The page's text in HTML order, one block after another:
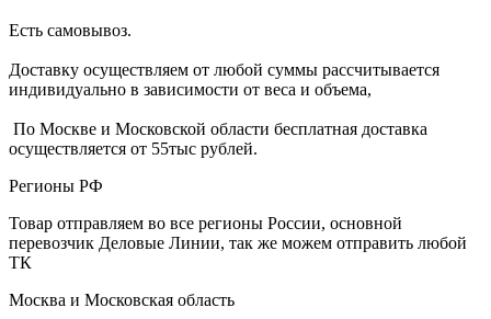
Есть самовывоз.
Доставку осуществляем от любой суммы рассчитывается
индивидуально в зависимости от веса и объема,
По Москве и Московской области бесплатная доставка
осуществляется от 55тыс рублей.
Регионы РФ
Товар отправляем во все регионы России, основной
перевозчик Деловые Линии, так же можем отправить любой
ТК
Москва и Московская область